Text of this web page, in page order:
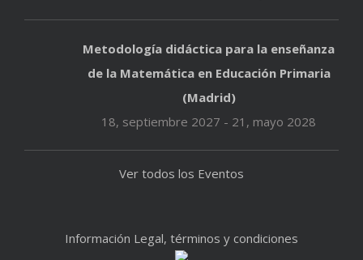
Metodología didáctica para la enseñanza
de la Matemática en Educación Primaria
(Madrid)
18, septiembre 2027 - 21, mayo 2028
Ver todos los Eventos
Información Legal, términos y condiciones